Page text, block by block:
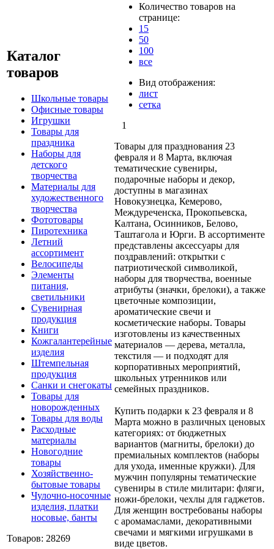
Каталог
товаров
Школьные товары
Офисные товары
Игрушки
Товары для
праздника
Наборы для
детского
творчества
Материалы для
художественного
творчества
Фототовары
Пиротехника
Летний
ассортимент
Велосипеды
Элементы
питания,
светильники
Сувенирная
продукция
Книги
Кожгалантерейные
изделия
Штемпельная
продукция
Санки и снегокаты
Товары для
новорожденных
Товары для воды
Расходные
материалы
Новогодние
товары
Хозяйственно-
бытовые товары
Чулочно-носочные
изделия, платки
носовые, банты
Товаров: 28269
Количество товаров на
странице:
15
50
100
все
Вид отображения:
лист
сетка
1
Товары для празднования 23
февраля и 8 Марта, включая
тематические сувениры,
подарочные наборы и декор,
доступны в магазинах
Новокузнецка, Кемерово,
Междуреченска, Прокопьевска,
Калтана, Осинников, Белово,
Таштагола и Юрги. В ассортименте
представлены аксессуары для
поздравлений: открытки с
патриотической символикой,
наборы для творчества, военные
атрибуты (значки, брелоки), а также
цветочные композиции,
ароматические свечи и
косметические наборы. Товары
изготовлены из качественных
материалов — дерева, металла,
текстиля — и подходят для
корпоративных мероприятий,
школьных утренников или
семейных праздников.
Купить подарки к 23 февраля и 8
Марта можно в различных ценовых
категориях: от бюджетных
вариантов (магниты, брелоки) до
премиальных комплектов (наборы
для ухода, именные кружки). Для
мужчин популярны тематические
сувениры в стиле милитари: фляги,
ножи-брелоки, чехлы для гаджетов.
Для женщин востребованы наборы
с аромамаслами, декоративными
свечами и мягкими игрушками в
виде цветов.